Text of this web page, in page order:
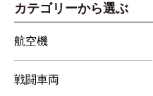
カテゴリーから選ぶ
航空機
戦闘車両